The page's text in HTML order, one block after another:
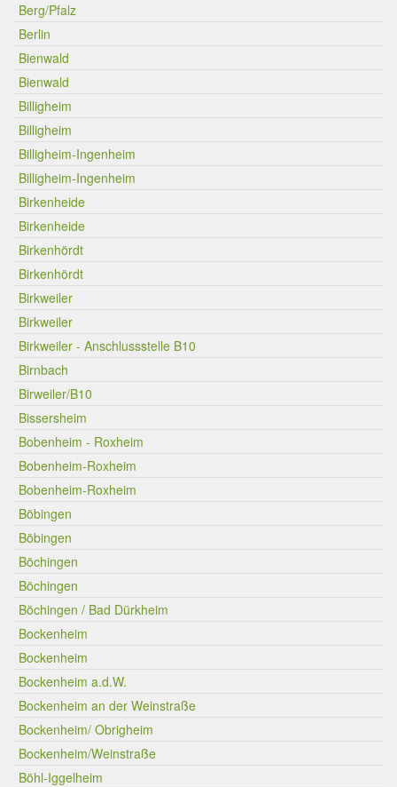
Berg/Pfalz
Berlin
Bienwald
Bienwald
Billigheim
Billigheim
Billigheim-Ingenheim
Billigheim-Ingenheim
Birkenheide
Birkenheide
Birkenhördt
Birkenhördt
Birkweiler
Birkweiler
Birkweiler - Anschlussstelle B10
Birnbach
Birweiler/B10
Bissersheim
Bobenheim - Roxheim
Bobenheim-Roxheim
Bobenheim-Roxheim
Böbingen
Böbingen
Böchingen
Böchingen
Böchingen / Bad Dürkheim
Bockenheim
Bockenheim
Bockenheim a.d.W.
Bockenheim an der Weinstraße
Bockenheim/ Obrigheim
Bockenheim/Weinstraße
Böhl-Iggelheim